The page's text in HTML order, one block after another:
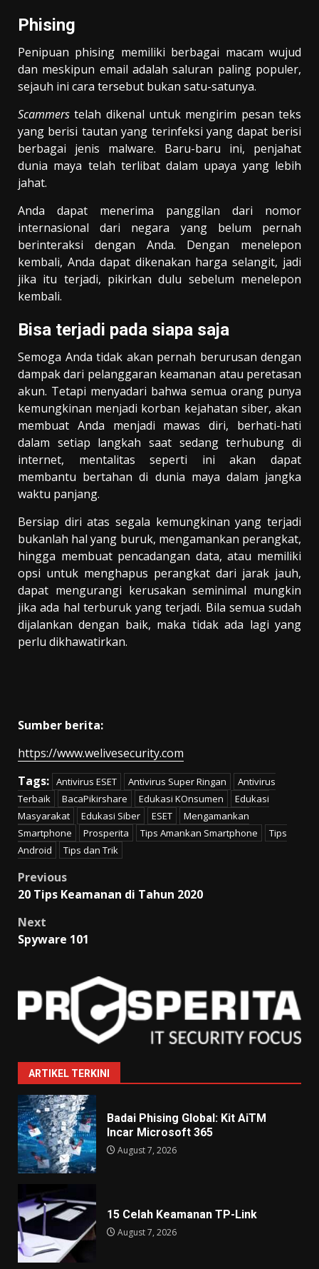
Phising
Penipuan phising memiliki berbagai macam wujud
dan meskipun email adalah saluran paling populer,
sejauh ini cara tersebut bukan satu-satunya.
Scammers telah dikenal untuk mengirim pesan teks
yang berisi tautan yang terinfeksi yang dapat berisi
berbagai jenis malware. Baru-baru ini, penjahat
dunia maya telah terlibat dalam upaya yang lebih
jahat.
Anda dapat menerima panggilan dari nomor
internasional dari negara yang belum pernah
berinteraksi dengan Anda. Dengan menelepon
kembali, Anda dapat dikenakan harga selangit, jadi
jika itu terjadi, pikirkan dulu sebelum menelepon
kembali.
Bisa terjadi pada siapa saja
Semoga Anda tidak akan pernah berurusan dengan
dampak dari pelanggaran keamanan atau peretasan
akun. Tetapi menyadari bahwa semua orang punya
kemungkinan menjadi korban kejahatan siber, akan
membuat Anda menjadi mawas diri, berhati-hati
dalam setiap langkah saat sedang terhubung di
internet, mentalitas seperti ini akan dapat
membantu bertahan di dunia maya dalam jangka
waktu panjang.
Bersiap diri atas segala kemungkinan yang terjadi
bukanlah hal yang buruk, mengamankan perangkat,
hingga membuat pencadangan data, atau memiliki
opsi untuk menghapus perangkat dari jarak jauh,
dapat mengurangi kerusakan seminimal mungkin
jika ada hal terburuk yang terjadi. Bila semua sudah
dijalankan dengan baik, maka tidak ada lagi yang
perlu dikhawatirkan.
Sumber berita:
https://www.welivesecurity.com
Tags: Antivirus ESET Antivirus Super Ringan
Antivirus
Terbaik
BacaPikirshare Edukasi KOnsumen
Edukasi
Masyarakat
Edukasi Siber ESET
Mengamankan
Smartphone
Prosperita Tips Amankan Smartphone
Tips
Android
Tips dan Trik
Post
navigation
Previous
20 Tips Keamanan di Tahun 2020
Next
Spyware 101
ARTIKEL TERKINI
Badai Phising Global: Kit AiTM
Incar Microsoft 365
August 7, 2026
15 Celah Keamanan TP-Link
August 7, 2026